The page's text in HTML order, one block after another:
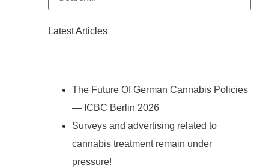
Latest Articles
The Future Of German Cannabis Policies
— ICBC Berlin 2026
Surveys and advertising related to
cannabis treatment remain under
pressure!